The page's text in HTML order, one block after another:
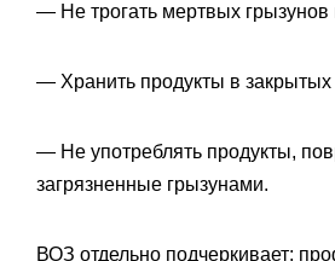
— Не трогать мертвых грызунов
— Хранить продукты в закрытых
— Не употреблять продукты,
загрязненные грызунами.
ВОЗ отдельно подчеркивает: